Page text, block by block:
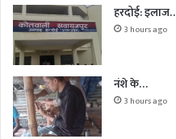
हरदोई:
3 hours ago
नंशे के…
3 hours ago